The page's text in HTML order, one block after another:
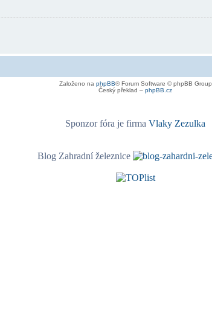
Založeno na phpBB® Forum Software © phpBB Group
Český překlad – phpBB.cz
Sponzor fóra je firma Vlaky Zezulka
Blog Zahradní železnice